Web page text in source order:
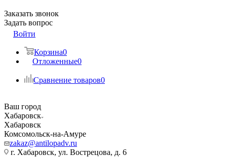
Заказать звонок
Задать вопрос
Войти
Корзина0
Отложенные0
Сравнение товаров0
Ваш город
Хабаровск
Хабаровск
Комсомольск-на-Амуре
zakaz@antilopadv.ru
г. Хабаровск, ул. Вострецова, д. 6